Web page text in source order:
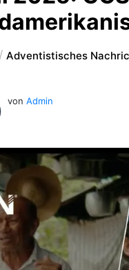
Adventistisches
von Admin